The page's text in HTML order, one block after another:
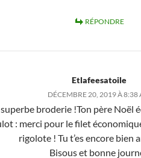
RÉPONDRE
Etlafeesatoile
DÉCEMBRE 20, 2019 À 8:38
broderie !Ton père Noël
: merci pour le filet
rigolote ! Tu t’es encore bien
Bisous et bonne